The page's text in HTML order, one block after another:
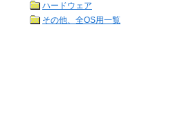
ハードウェア
その他、全OS用一覧